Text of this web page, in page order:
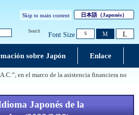
Skip to main content 日本語（Japonés）
Search Font Size S M L
sobre Japón Enlace
en el marco de la asistencia financiera no
Japonés de la